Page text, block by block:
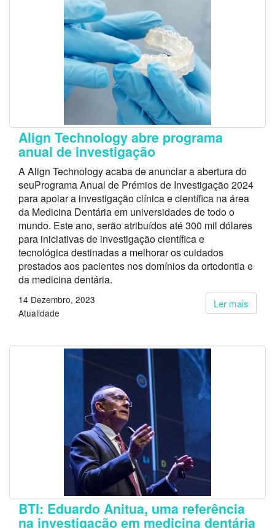
Align Technology abre programa
anual de investigação
A Align Technology acaba de anunciar a abertura do
seuPrograma Anual de Prémios de Investigação 2024
para apoiar a investigação clínica e científica na área
da Medicina Dentária em universidades de todo o
mundo. Este ano, serão atribuídos até 300 mil dólares
para iniciativas de investigação científica e
tecnológica destinadas a melhorar os cuidados
prestados aos pacientes nos domínios da ortodontia e
da medicina dentária.
Ler mais
14 Dezembro, 2023
Atualidade
BTI: Eduardo Anitua, uma referência
na investigação em medicina dentária